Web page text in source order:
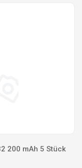
200 mAh 5 Stück